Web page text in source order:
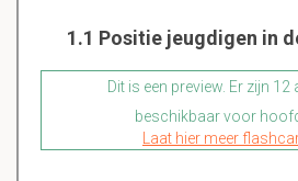
1.1 Positie jeugdigen in
Dit is een preview. Er zijn
beschikbaar voor
Laat hier meer